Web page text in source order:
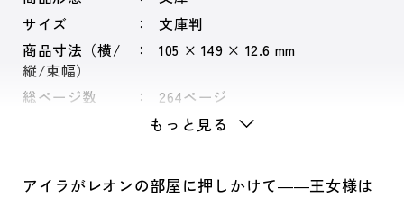
サイズ
文庫判
商品寸法（横/
縦/束幅）
105 × 149 × 12.6 mm
総ページ数 264ページ
もっと見る
アイラがレオンの部屋に押しかけて――王女様は